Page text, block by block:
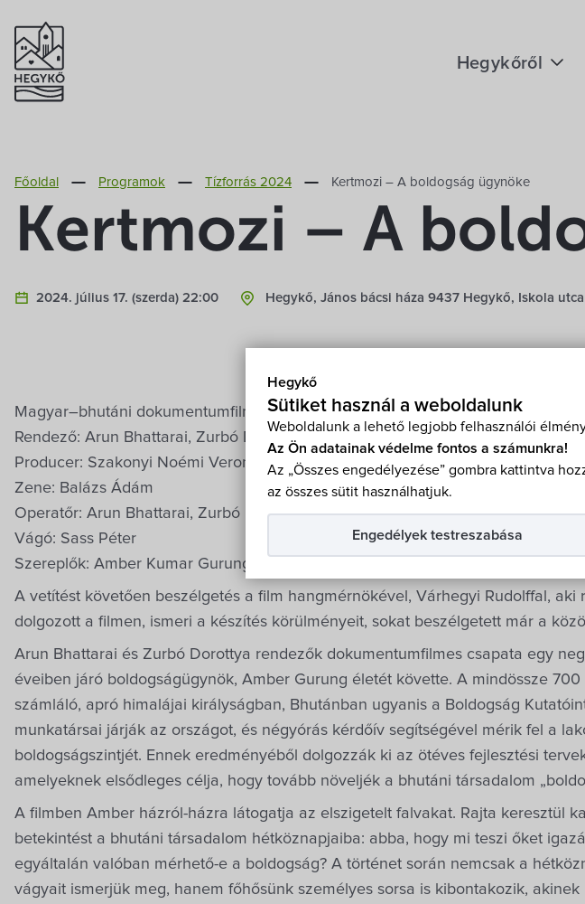
Hegykő
Sütiket használ a weboldalunk
Weboldalunk a lehető legjobb felhasználói
Az Ön adatainak védelme fontos a számunkra!
Az „Összes engedélyezése” gombra kattintva
az összes sütit használhatjuk.
Engedélyek testreszabása
Hegykőről
Földrajzi adottság
Éghajlat
Főoldal Programok Tízforrás 2024 Kertmozi – A boldogság ügynöke
Kertmozi – A
2024. július 17. (szerda) 22:00 Hegykő, János bácsi háza 9437 Hegykő, Iskola
Magyar–bhutáni dokumentumfilm, 94 perc, 2024.
Rendező: Arun Bhattarai, Zurbó Dorottya
Producer: Szakonyi Noémi Veronika, Vincze Máté Artur, Arun Bhattarai
Zene: Balázs Ádám
Operatőr: Arun Bhattarai, Zurbó Dorottya
Vágó: Sass Péter
Szereplők: Amber Kumar Gurung, Guna Raj Kuikel
A vetítést követően beszélgetés a film hangmérnökével, Várhegyi Rudolffal, aki
dolgozott a filmen, ismeri a készítés körülményeit, sokat beszélgetett már a
Arun Bhattarai és Zurbó Dorottya rendezők dokumentumfilmes csapata egy
éveiben járó boldogságügynök, Amber Gurung életét követte. A mindössze
számláló, apró himalájai királyságban, Bhutánban ugyanis a Boldogság
munkatársai járják az országot, és négyórás kérdőív segítségével mérik fel a
boldogságszintjét. Ennek eredményéből dolgozzák ki az ötéves fejlesztési
amelyeknek elsődleges célja, hogy tovább növeljék a bhutáni társadalom
A filmben Amber házról-házra látogatja az elszigetelt falvakat. Rajta keresztül
betekintést a bhutáni társadalom hétköznapjaiba: abba, hogy mi teszi őket
egyáltalán valóban mérhető-e a boldogság? A történet során nemcsak a
vágyait ismerjük meg, hanem főhősünk személyes sorsa is kibontakozik,